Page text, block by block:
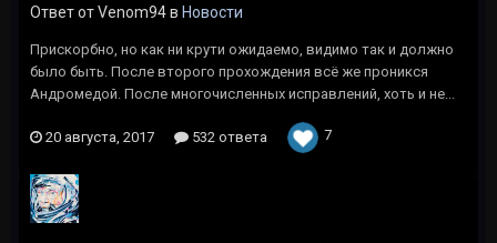
Ответ от Venom94 в Новости
Прискорбно, но как ни крути ожидаемо, видимо так и должно
было быть. После второго прохождения всё же проникся
Андромедой. После многочисленных исправлений, хоть и не...
20 августа, 2017 532 ответа 7